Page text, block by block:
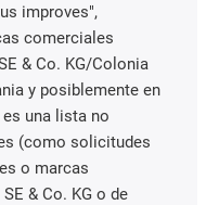
improves",
comerciales
& Co. KG/Colonia
y posiblemente en
una lista no
(como solicitudes
o marcas
& Co. KG o de